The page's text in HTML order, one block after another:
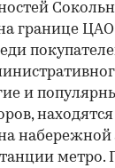
границе ЦАО
и
находятся
набережной
метро.